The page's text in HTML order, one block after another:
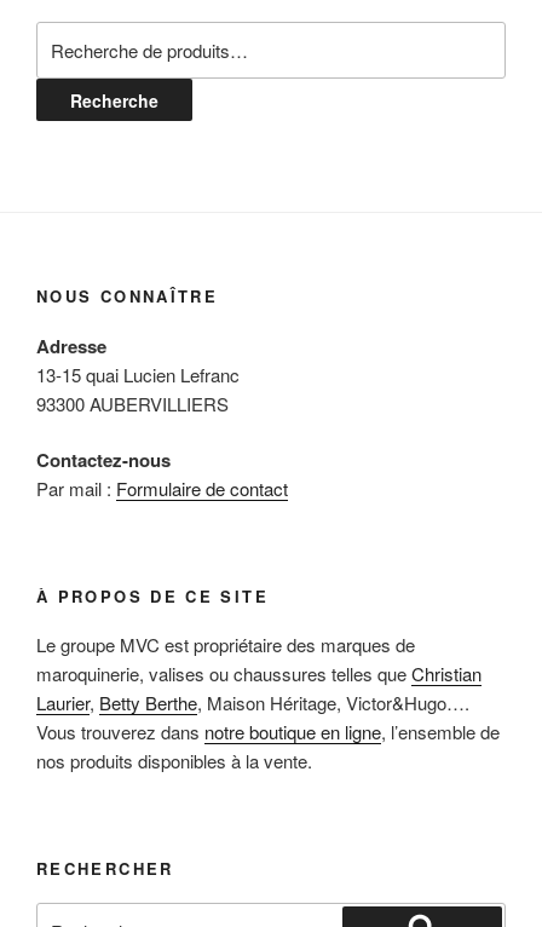
pour :
Recherche
NOUS CONNAÎTRE
Adresse
13-15 quai Lucien Lefranc
93300 AUBERVILLIERS
Contactez-nous
Par mail : Formulaire de contact
À PROPOS DE CE SITE
Le groupe MVC est propriétaire des marques de
maroquinerie, valises ou chaussures telles queChristian
Laurier, Betty Berthe, Maison Héritage, Victor&Hugo….
Vous trouverez dans notre boutique en ligne, l’ensemble de
nos produits disponibles à la vente.
RECHERCHER